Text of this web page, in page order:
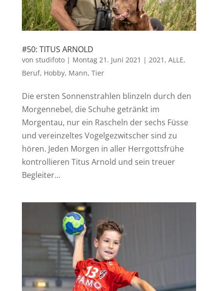
#50: TITUS ARNOLD
von studifoto| Montag 21. Juni 2021 | 2021 , ALLE,
Beruf, Hobby, Mann, Tier
Die ersten Sonnenstrahlen blinzeln durch den
Morgennebel, die Schuhe getränkt im
Morgentau, nur ein Rascheln der sechs Füsse
und vereinzeltes Vogelgezwitscher sind zu
hören. Jeden Morgen in aller Herrgottsfrühe
kontrollieren Titus Arnold und sein treuer
Begleiter...